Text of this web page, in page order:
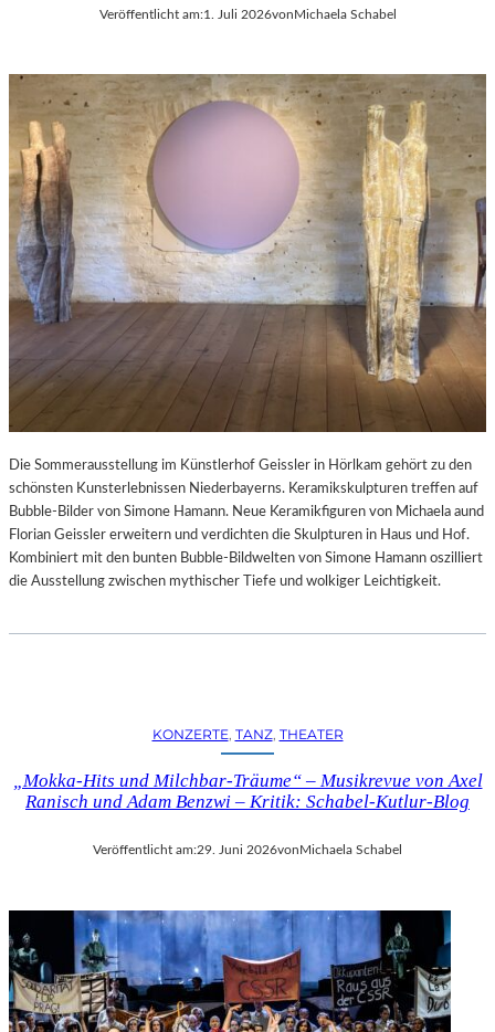
Veröffentlicht am:1. Juli 2026vonMichaela Schabel
Die Sommerausstellung im Künstlerhof Geissler in Hörlkam gehört zu den
schönsten Kunsterlebnissen Niederbayerns. Keramikskulpturen treffen auf
Bubble-Bilder von Simone Hamann. Neue Keramikfiguren von Michaela aund
Florian Geissler erweitern und verdichten die Skulpturen in Haus und Hof.
Kombiniert mit den bunten Bubble-Bildwelten von Simone Hamann oszilliert
die Ausstellung zwischen mythischer Tiefe und wolkiger Leichtigkeit.
KONZERTE, TANZ, THEATER
„Mokka-Hits und Milchbar-Träume“ – Musikrevue von Axel
Ranisch und Adam Benzwi – Kritik: Schabel-Kutlur-Blog
Veröffentlicht am:29. Juni 2026von Michaela Schabel